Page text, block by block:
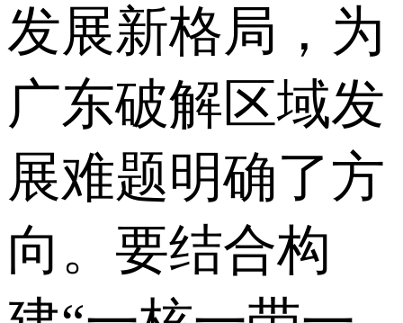
发展新格局，为
广东破解区域发
展难题明确了方
向。要结合构